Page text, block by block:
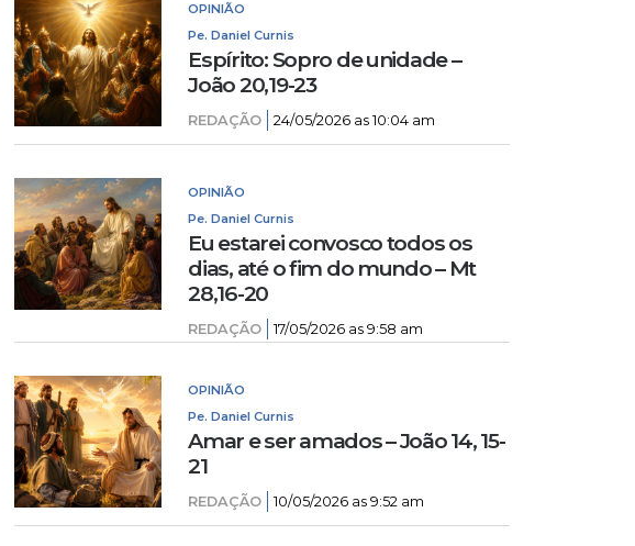
OPINIÃO
Pe. Daniel Curnis
Espírito: Sopro de unidade –
João 20,19-23
REDAÇÃO 24/05/2026 as 10:04 am
OPINIÃO
Pe. Daniel Curnis
Eu estarei convosco todos os
dias, até o fim do mundo – Mt
28,16-20
REDAÇÃO 17/05/2026 as 9:58 am
OPINIÃO
Pe. Daniel Curnis
Amar e ser amados – João 14, 15-
21
REDAÇÃO 10/05/2026 as 9:52 am